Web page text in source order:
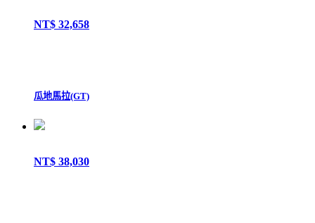
NT$ 32,658
瓜地馬拉(GT)
NT$ 38,030